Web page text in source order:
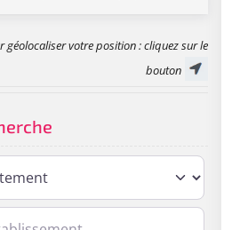
géolocaliser votre position: cliquez sur le
bouton
...